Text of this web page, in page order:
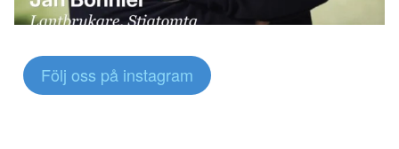
Följ oss på instagram